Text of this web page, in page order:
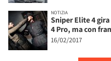
NOTIZIA
Sniper Elite 4
4 Pro, ma con
16/02/2017